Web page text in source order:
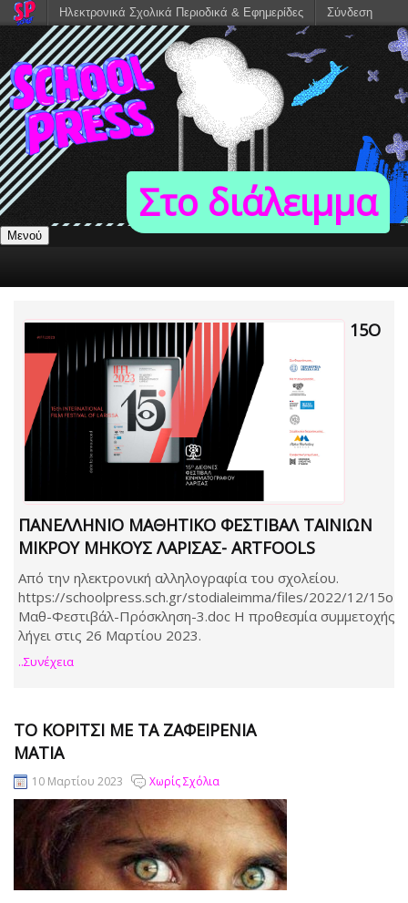
Στο διάλειμμα
Μενού
15Ο
ΠΑΝΕΛΛΉΝΙΟ ΜΑΘΗΤΙΚΌ ΦΕΣΤΙΒΆΛ ΤΑΙΝΙΏΝ
ΜΙΚΡΟΎ ΜΉΚΟΥΣ ΛΆΡΙΣΑΣ- ARTFOOLS
Από την ηλεκτρονική αλληλογραφία του σχολείου.
https://schoolpress.sch.gr/stodialeimma/files/2022/12/15ο-
Μαθ-Φεστιβάλ-Πρόσκληση-3.doc Η προθεσμία συμμετοχής
λήγει στις 26 Μαρτίου 2023.
..συνέχεια
TΟ ΚΟΡΊΤΣΙ ΜΕ ΤΑ ΖΑΦΕΙΡΈΝΙΑ
ΜΆΤΙΑ
10 Μαρτίου 2023 Χωρίς Σχόλια
Ηλεκτρονικά Σχολικά Περιοδικά & Εφημερίδες Σύνδεση